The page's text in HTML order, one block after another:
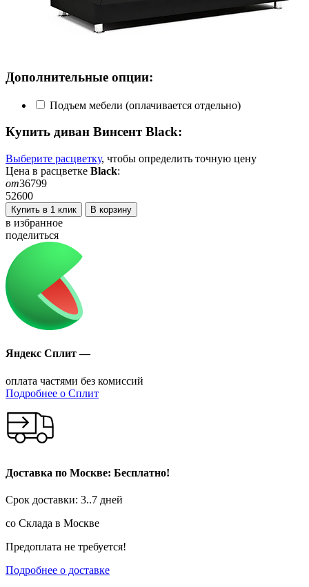
Дополнительные опции:
Подъем мебели (оплачивается отдельно)
Купить диван Винсент Black:
Выберите расцветку, чтобы определить точную цену
Цена в расцветке Black:
от36799
52600
Купить в 1 клик В корзину
в избранное
поделиться
Яндекс Сплит —
оплата частями без комиссий
Подробнее о Сплит
Доставка по Москве: Бесплатно!
Срок доставки: 3..7 дней
со Склада в Москве
Предоплата не требуется!
Подробнее о доставке